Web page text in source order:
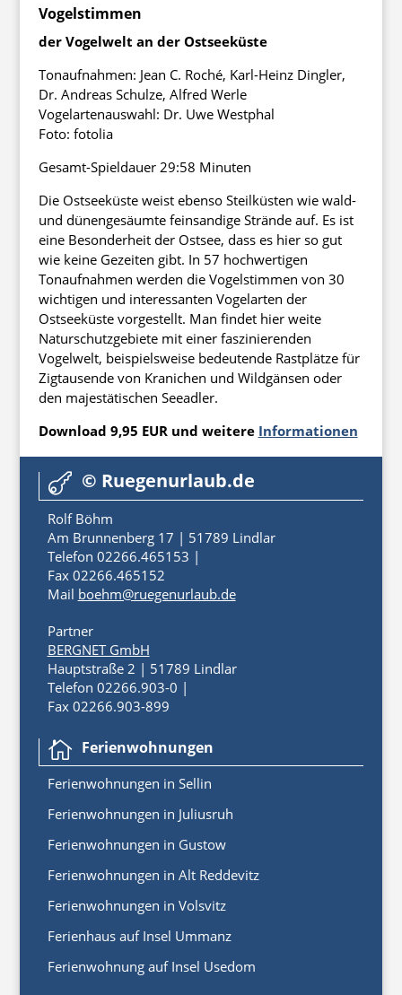
Vogelstimmen
der Vogelwelt an der Ostseeküste
Tonaufnahmen: Jean C. Roché, Karl-Heinz Dingler,
Dr. Andreas Schulze, Alfred Werle
Vogelartenauswahl: Dr. Uwe Westphal
Foto: fotolia
Gesamt-Spieldauer 29:58 Minuten
Die Ostseeküste weist ebenso Steilküsten wie wald-
und dünengesäumte feinsandige Strände auf. Es ist
eine Besonderheit der Ostsee, dass es hier so gut
wie keine Gezeiten gibt. In 57 hochwertigen
Tonaufnahmen werden die Vogelstimmen von 30
wichtigen und interessanten Vogelarten der
Ostseeküste vorgestellt. Man findet hier weite
Naturschutzgebiete mit einer faszinierenden
Vogelwelt, beispielsweise bedeutende Rastplätze für
Zigtausende von Kranichen und Wildgänsen oder
den majestätischen Seeadler.
Download 9,95 EUR und weitere Informationen
 © Ruegenurlaub.de
Rolf Böhm
Am Brunnenberg 17 | 51789 Lindlar
Telefon 02266.465153 |
Fax 02266.465152
Mail boehm@ruegenurlaub.de
Partner
BERGNET GmbH
Hauptstraße 2 | 51789 Lindlar
Telefon 02266.903-0 |
Fax 02266.903-899
 Ferienwohnungen
Ferienwohnungen in Sellin
Ferienwohnungen in Juliusruh
Ferienwohnungen in Gustow
Ferienwohnungen in Alt Reddevitz
Ferienwohnungen in Volsvitz
Ferienhaus auf Insel Ummanz
Ferienwohnung auf Insel Usedom